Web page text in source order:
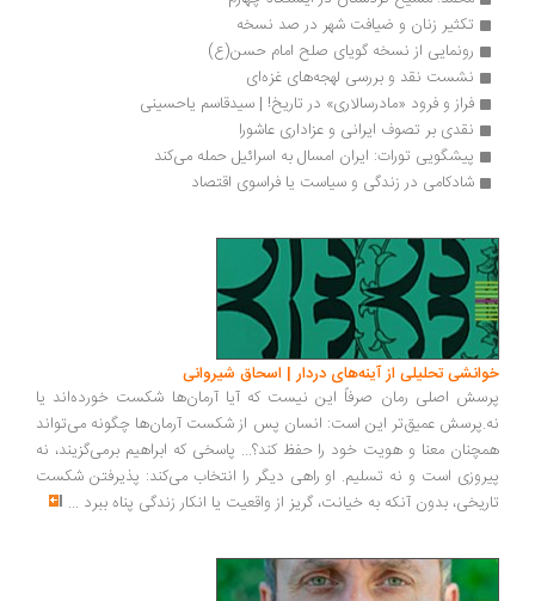
تکثیر زنان و ضیافت شهر در صد نسخه
رونمایی از نسخه گویای صلح امام حسن(ع)
نشست نقد و بررسی لهجه‌های غزه‌ای
فراز و فرود «مادرسالاری» در تاریخ! | سیدقاسم یاحسینی
نقدی بر تصوف ایرانی و عزاداری عاشورا
پیشگویی تورات: ایران امسال به اسرائیل حمله می‌کند
شادکامی در زندگی و سیاست یا فراسوی اقتصاد
تحلیلی از آینه‌های دردار | اسحاق شیروانی
اصلی رمان صرفاً این نیست که آیا آرمان‌ها شکست خورده‌اند یا
عمیق‌تر این است: انسان پس از شکست آرمان‌ها چگونه می‌تواند
معنا و هویت خود را حفظ کند؟... پاسخی که ابراهیم برمی‌گزیند، نه
است و نه تسلیم. او راهی دیگر را انتخاب می‌کند: پذیرفتن شکست
بدون آنکه به خیانت، گریز از واقعیت یا انکار زندگی پناه ببرد...